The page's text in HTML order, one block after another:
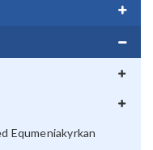
Equmeniakyrkan